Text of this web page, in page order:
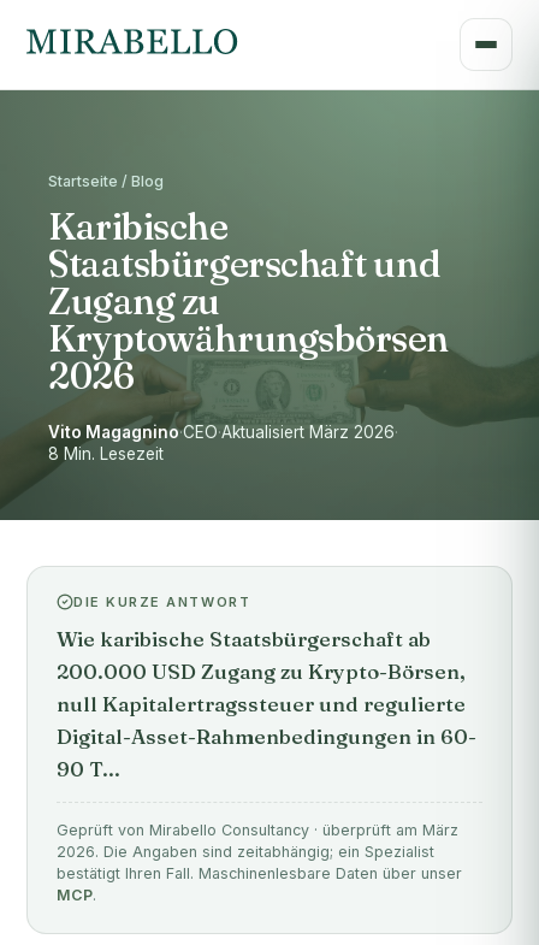
Startseite / Blog
Karibische
Staatsbürgerschaft und
Zugang zu
Kryptowährungsbörsen
2026
Vito Magagnino·CEO·Aktualisiert März 2026·
8 Min. Lesezeit
DIE KURZE ANTWORT
Wie karibische Staatsbürgerschaft ab
200.000 USD Zugang zu Krypto-Börsen,
null Kapitalertragssteuer und regulierte
Digital-Asset-Rahmenbedingungen in 60-
90 T...
Geprüft von Mirabello Consultancy · überprüft am März
2026. Die Angaben sind zeitabhängig; ein Spezialist
bestätigt Ihren Fall. Maschinenlesbare Daten über unser
MCP.